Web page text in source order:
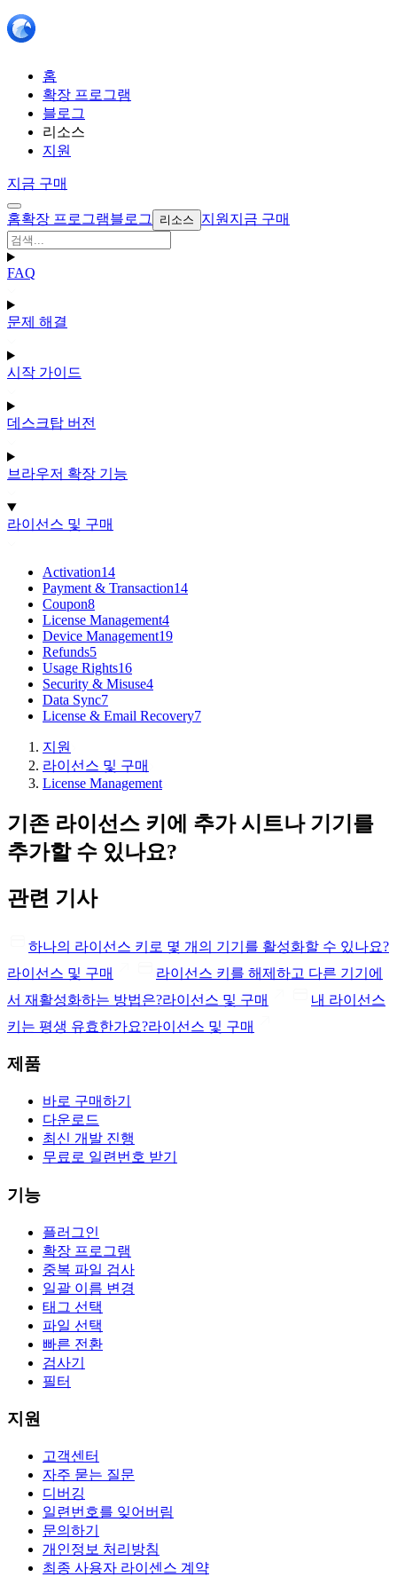
홈
확장 프로그램
블로그
리소스
지원
지금 구매
홈확장 프로그램블로그 리소스 지원 지금 구매
FAQ
문제 해결
시작 가이드
데스크탑 버전
브라우저 확장 기능
라이선스 및 구매
Activation14
Payment & Transaction14
Coupon8
License Management4
Device Management19
Refunds5
Usage Rights16
Security & Misuse4
Data Sync7
License & Email Recovery7
지원
라이선스 및 구매
License Management
기존 라이선스 키에 추가 시트나 기기를
추가할 수 있나요?
관련 기사
하나의 라이선스 키로 몇 개의 기기를 활성화할 수 있나요?
라이선스 및 구매
라이선스 키를 해제하고 다른 기기에
서 재활성화하는 방법은?라이선스 및 구매
내 라이선스
키는 평생 유효한가요?라이선스 및 구매
제품
바로 구매하기
다운로드
최신 개발 진행
무료로 일련번호 받기
기능
플러그인
확장 프로그램
중복 파일 검사
일괄 이름 변경
태그 선택
파일 선택
빠른 전환
검사기
필터
지원
고객센터
자주 묻는 질문
디버깅
일련번호를 잊어버림
문의하기
개인정보 처리방침
최종 사용자 라이센스 계약